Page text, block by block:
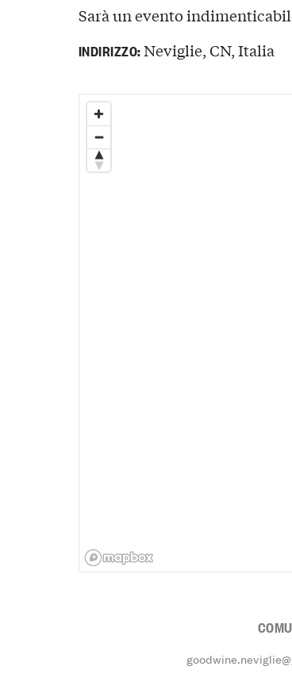
Sarà un evento
INDIRIZZO:Neviglie, CN, Italia